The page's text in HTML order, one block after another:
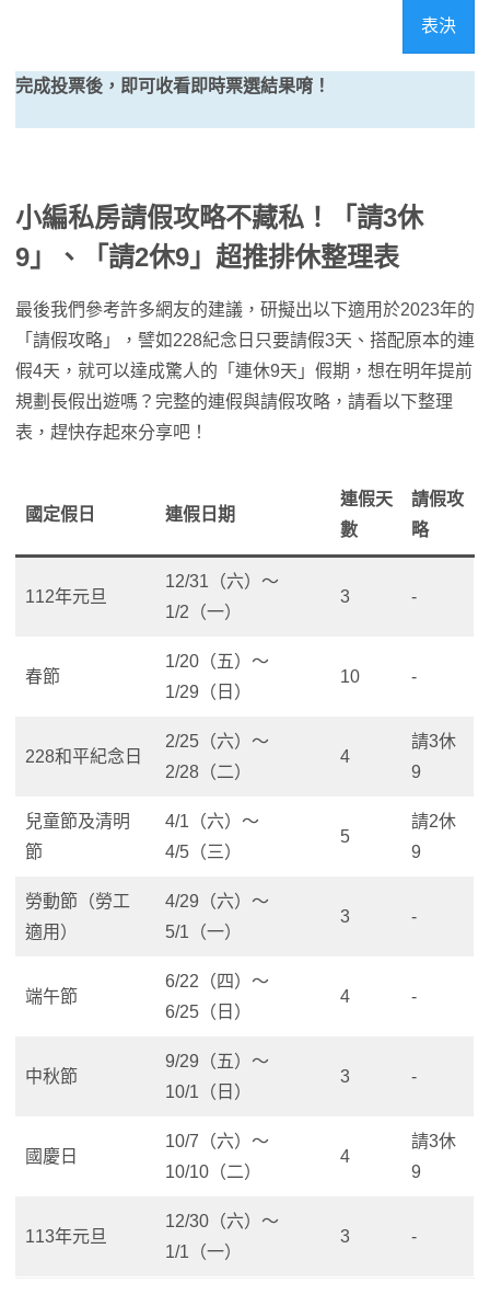
表決
完成投票後，即可收看即時票選結果唷！
小編私房請假攻略不藏私！「請3休
9」、「請2休9」超推排休整理表
最後我們參考許多網友的建議，研擬出以下適用於2023年的
「請假攻略」，譬如228紀念日只要請假3天、搭配原本的連
假4天，就可以達成驚人的「連休9天」假期，想在明年提前
規劃長假出遊嗎？完整的連假與請假攻略，請看以下整理
表，趕快存起來分享吧！
國定假日 連假日期
連假天
數
請假攻
略
112年元旦
12/31（六）～
1/2（一）
3 -
春節
1/20（五）～
1/29（日）
10 -
228和平紀念日
2/25（六）～
2/28（二）
4
請3休
9
兒童節及清明
節
4/1（六）～
4/5（三）
5
請2休
9
勞動節（勞工
適用）
4/29（六）～
5/1（一）
3 -
端午節
6/22（四）～
6/25（日）
4 -
中秋節
9/29（五）～
10/1（日）
3 -
國慶日
10/7（六）～
10/10（二）
4
請3休
9
113年元旦
12/30（六）～
1/1（一）
3 -